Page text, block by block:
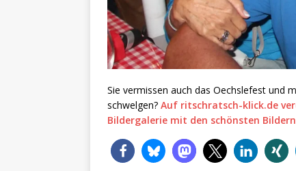
Sie vermissen auch das Oechslefest und
schwelgen? Auf ritschratsch-klick.de
Bildergalerie mit den schönsten